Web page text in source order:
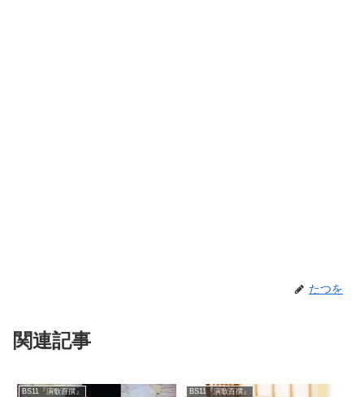
たつを
関連記事
BS11『演歌百撰』 BS11『演歌百撰』